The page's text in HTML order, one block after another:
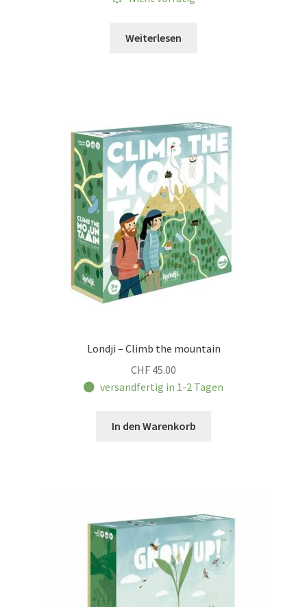
Weiterlesen
Londji – Climb the mountain
CHF 45.00
versandfertig in 1-2 Tagen
In den Warenkorb